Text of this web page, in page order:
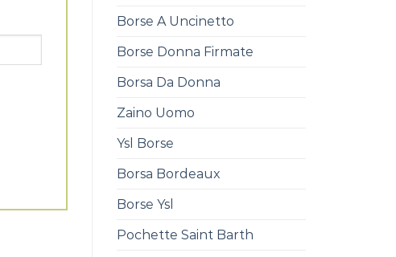
Borse A Uncinetto
Borse Donna Firmate
Borsa Da Donna
Zaino Uomo
Ysl Borse
Borsa Bordeaux
Borse Ysl
Pochette Saint Barth